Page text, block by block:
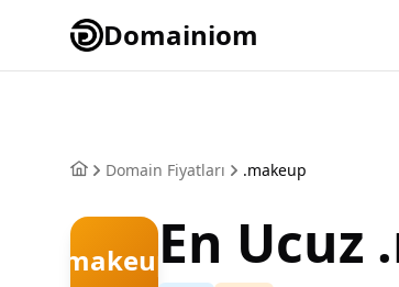
Domainiom
Domain Fiyatları .makeup
.makeupEn Ucuz